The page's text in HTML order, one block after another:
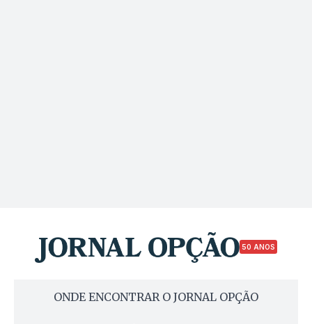
50 ANOS
ONDE ENCONTRAR O JORNAL OPÇÃO